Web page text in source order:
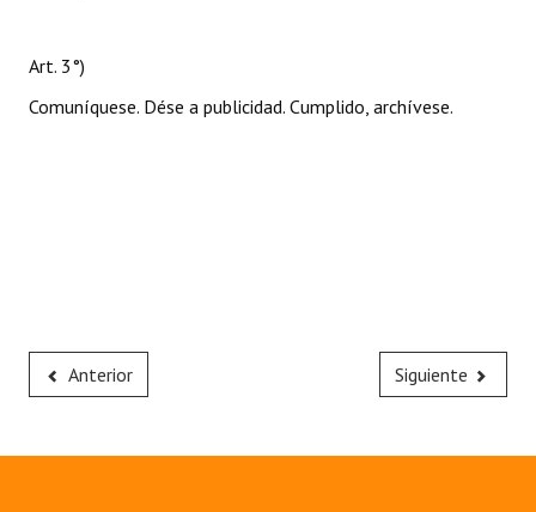
Art. 3°)
Comuníquese. Dése a publicidad. Cumplido, archívese.
Anterior Siguiente